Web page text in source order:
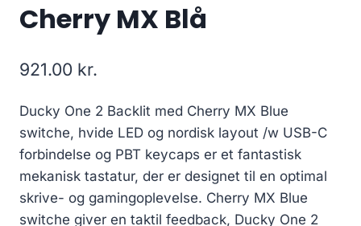
Cherry MX Blå
921.00 kr.
Ducky One 2 Backlit med Cherry MX Blue
switche, hvide LED og nordisk layout /w USB-C
forbindelse og PBT keycaps er et fantastisk
mekanisk tastatur, der er designet til en optimal
skrive- og gamingoplevelse. Cherry MX Blue
switche giver en taktil feedback, Ducky One 2